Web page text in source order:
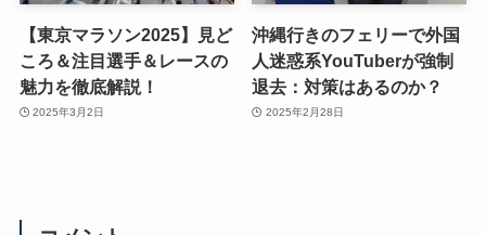
【東京マラソン2025】見ど
ころ＆注目選手＆レースの
魅力を徹底解説！
2025年3月2日
沖縄行きのフェリーで外国
人迷惑系YouTuberが強制
退去：対策はあるのか？
2025年2月28日